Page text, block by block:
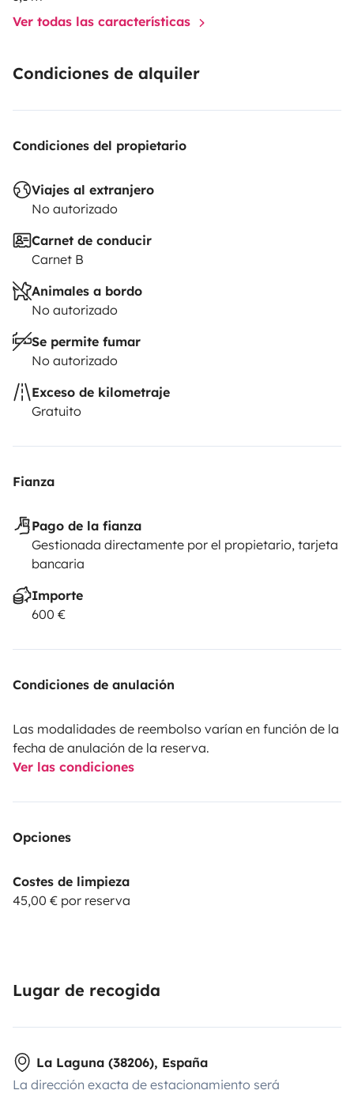
Ver todas las características
Condiciones de alquiler
Condiciones del propietario
Viajes al extranjero
No autorizado
Carnet de conducir
Carnet B
Animales a bordo
No autorizado
Se permite fumar
No autorizado
Exceso de kilometraje
Gratuito
Fianza
Pago de la fianza
Gestionada directamente por el propietario, tarjeta
bancaria
Importe
600 €
Condiciones de anulación
Las modalidades de reembolso varían en función de la
fecha de anulación de la reserva.
Ver las condiciones
Opciones
Costes de limpieza
45,00 € por reserva
Lugar de recogida
La Laguna (38206), España
La dirección exacta de estacionamiento será